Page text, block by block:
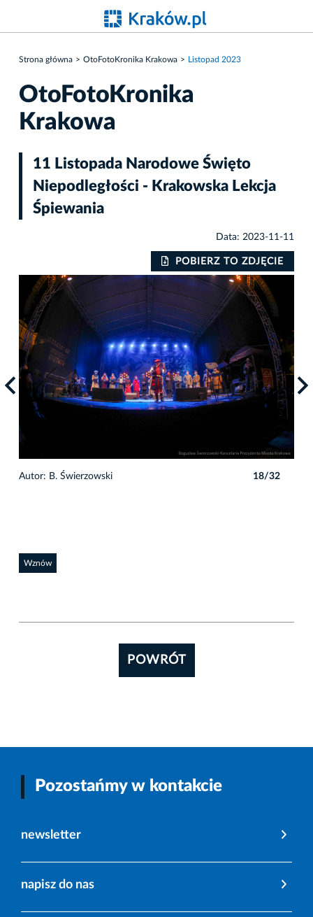
Strona główna OtoFotoKronika Krakowa Listopad 2023
OtoFotoKronika
Krakowa
11 Listopada Narodowe Święto
Niepodległości - Krakowska Lekcja
Śpiewania
Data: 2023-11-11
POBIERZ TO ZDJĘCIE
Autor: B. Świerzowski 18/32
Wznów
POWRÓT
Pozostańmy w kontakcie
newsletter
napisz do nas